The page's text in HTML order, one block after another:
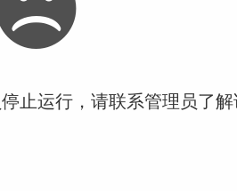
止运行，请联系管理员了